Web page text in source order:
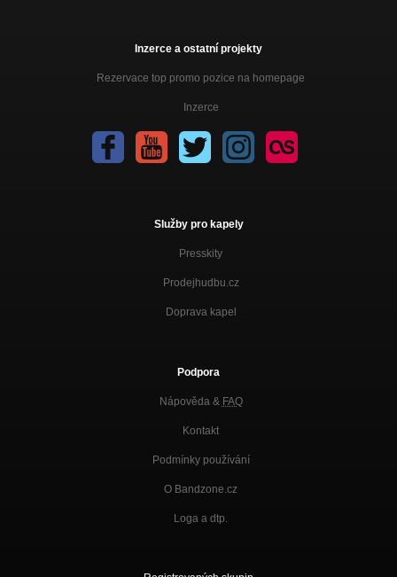
Inzerce a ostatní projekty
Rezervace top promo pozice na homepage
Inzerce
Služby pro kapely
Presskity
Prodejhudbu.cz
Doprava kapel
Podpora
Nápověda & FAQ
Kontakt
Podmínky používání
O Bandzone.cz
Loga a dtp.